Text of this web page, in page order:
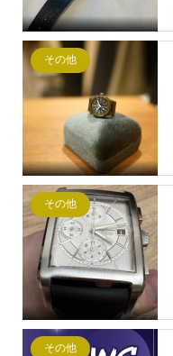
その他
その他
その他